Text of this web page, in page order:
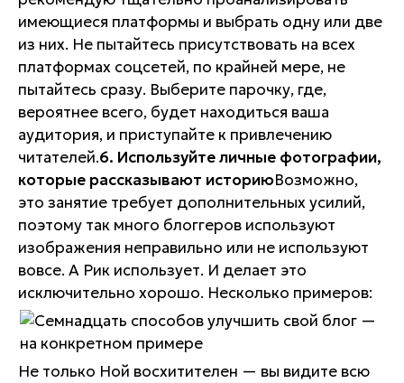
имеющиеся платформы и выбрать одну или две
из них. Не пытайтесь присутствовать на всех
платформах соцсетей, по крайней мере, не
пытайтесь сразу. Выберите парочку, где,
вероятнее всего, будет находиться ваша
аудитория, и приступайте к привлечению
читателей.6. Используйте личные фотографии,
которые рассказывают историюВозможно,
это занятие требует дополнительных усилий,
поэтому так много блоггеров используют
изображения неправильно или не используют
вовсе. А Рик использует. И делает это
исключительно хорошо. Несколько примеров:
Не только Ной восхитителен — вы видите всю